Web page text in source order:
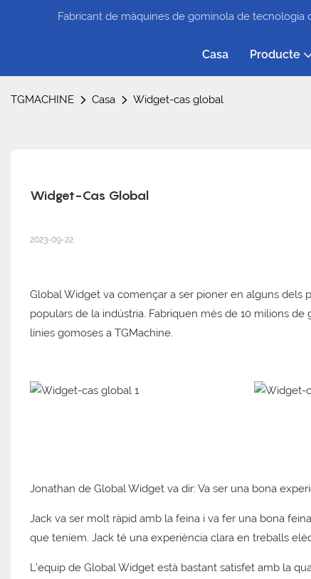
Fabricant de màquines de gominola de tecnologia
Casa Producte
TGMACHINE Casa Widget-cas global
Widget-Cas Global
2023-09-22
Global Widget va començar a ser pioner en alguns
populars de la indústria. Fabriquen més de 10 milions
línies gomoses a TGMachine.
Jonathan de Global Widget va dir: Va ser una bona
Jack va ser molt ràpid amb la feina i va fer una bona
que teníem. Jack té una experiència clara en treballs
L'equip de Global Widget està bastant satisfet amb la